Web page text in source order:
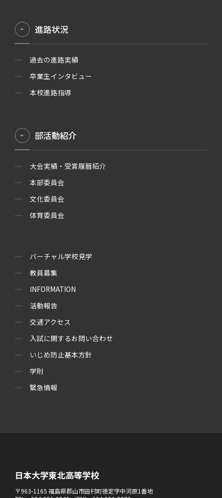
進路状況
過去の進路実績
卒業生インタビュー
本校進路指導
部活動紹介
大会実績・受賞履暦紹介
本部委員会
文化委員会
体育委員会
バーチャル学校見学
教員募集
INFORMATION
活動報告
交通アクセス
入試に関するお問い合わせ
いじめ防止基本方針
学則
緊急情報
日本大学東北高等学校
〒963-1165 福島県郡山市田村町徳定字中河原1番地